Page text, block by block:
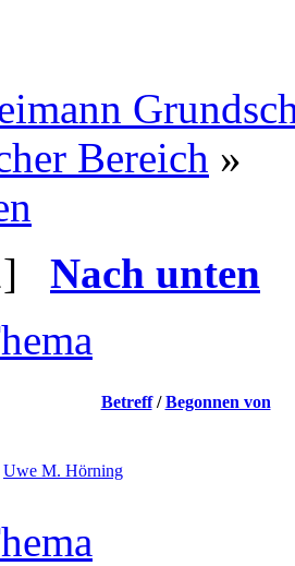
Bereich »
] Nach unten
Betreff/Begonnen von
Uwe M. Hörning